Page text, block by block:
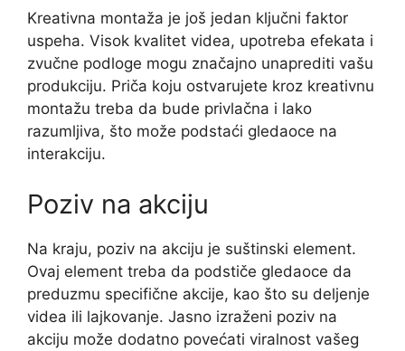
Kreativna montaža je još jedan ključni faktor
uspeha. Visok kvalitet videa, upotreba efekata i
zvučne podloge mogu značajno unaprediti vašu
produkciju. Priča koju ostvarujete kroz kreativnu
montažu treba da bude privlačna i lako
razumljiva, što može podstaći gledaoce na
interakciju.
Poziv na akciju
Na kraju, poziv na akciju je suštinski element.
Ovaj element treba da podstiče gledaoce da
preduzmu specifične akcije, kao što su deljenje
videa ili lajkovanje. Jasno izraženi poziv na
akciju može dodatno povećati viralnost vašeg